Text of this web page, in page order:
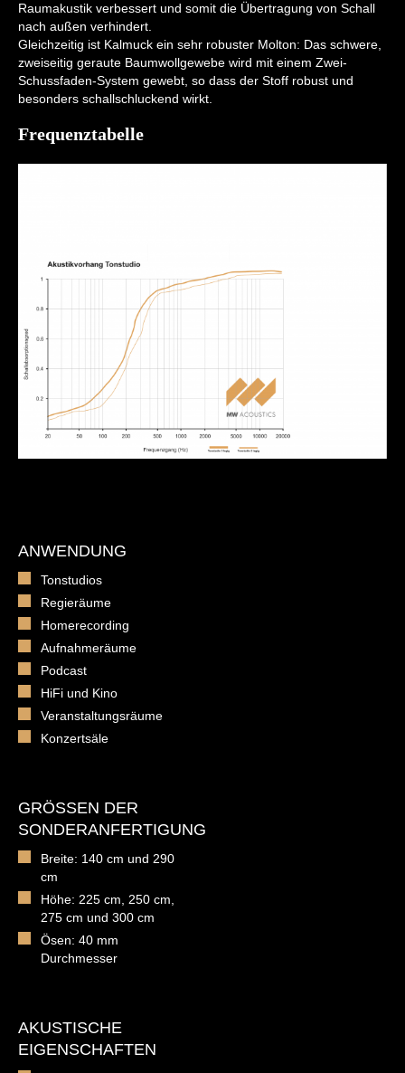
Raumakustik verbessert und somit die Übertragung von Schall
nach außen verhindert.
Gleichzeitig ist Kalmuck ein sehr robuster Molton: Das schwere,
zweiseitig geraute Baumwollgewebe wird mit einem Zwei-
Schussfaden-System gewebt, so dass der Stoff robust und
besonders schallschluckend wirkt.
Frequenztabelle
ANWENDUNG
Tonstudios
Regieräume
Homerecording
Aufnahmeräume
Podcast
HiFi und Kino
Veranstaltungsräume
Konzertsäle
GRÖSSEN DER S
ONDERANFERTIGUNG
Breite: 140 cm und 290
cm
Höhe: 225 cm, 250 cm,
275 cm und 300 cm
Ösen: 40 mm
Durchmesser
AKUSTISCHE
EIGENSCHAFTEN